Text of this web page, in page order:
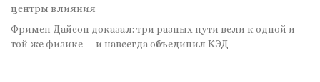
центры влияния
Фримен Дайсон доказал: три разных пути вели к одной и
той же физике — и навсегда объединил КЭД